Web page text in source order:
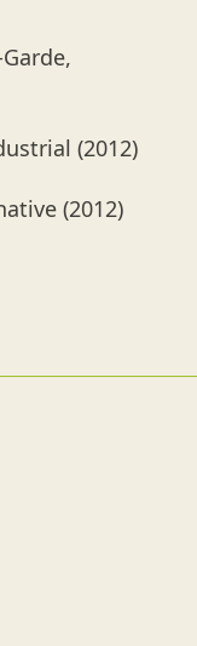
(2012)
(2012)